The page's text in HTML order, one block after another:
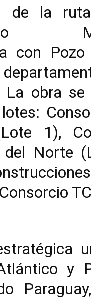
de la
con Pozo
La obra se
1),
del Norte
y